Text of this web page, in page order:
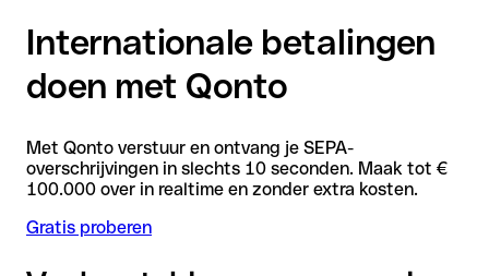
Internationale betalingen
doen met Qonto
Met Qonto verstuur en ontvang je SEPA-
overschrijvingen in slechts 10 seconden. Maak tot €
100.000 over in realtime en zonder extra kosten.
Gratis proberen